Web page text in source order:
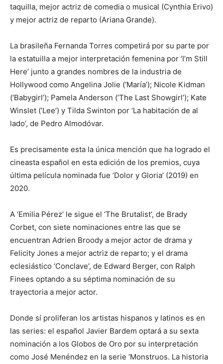
taquilla, mejor actriz de comedia o musical (Cynthia Erivo)
y mejor actriz de reparto (Ariana Grande).
La brasileña Fernanda Torres competirá por su parte por
la estatuilla a mejor interpretación femenina por ‘I’m Still
Here’ junto a grandes nombres de la industria de
Hollywood como Angelina Jolie (‘María’); Nicole Kidman
(‘Babygirl’); Pamela Anderson (‘The Last Showgirl’); Kate
Winslet (‘Lee’) y Tilda Swinton por ‘La habitación de al
lado’, de Pedro Almodóvar.
Es precisamente esta la única mención que ha logrado el
cineasta español en esta edición de los premios, cuya
última película nominada fue ‘Dolor y Gloria’ (2019) en
2020.
A ‘Emilia Pérez’ le sigue el ‘The Brutalist’, de Brady
Corbet, con siete nominaciones entre las que se
encuentran Adrien Broody a mejor actor de drama y
Felicity Jones a mejor actriz de reparto; y el drama
eclesiástico ‘Conclave’, de Edward Berger, con Ralph
Finees optando a su séptima nominación de su
trayectoria a mejor actor.
Donde sí proliferan los artistas hispanos y latinos es en
las series: el español Javier Bardem optará a su sexta
nominación a los Globos de Oro por su interpretación
como José Menéndez en la serie ‘Monstruos. La historia